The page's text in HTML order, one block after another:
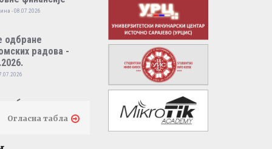
- 08.07.2026
одбране
радова -
одбране
радова -
Огласна табла